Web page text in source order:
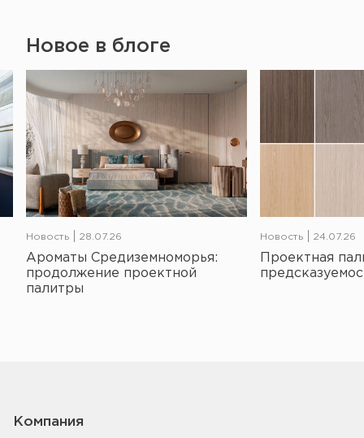
Новое в блоге
Новость 28.07.26
Ароматы Средиземноморья:
продолжение проектной
палитры
Новость 24.07.26
Проектная
Компания